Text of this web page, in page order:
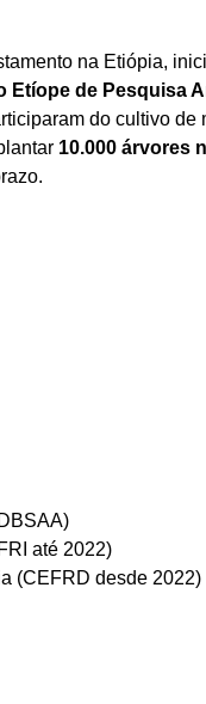
na Etiópia,
Etíope de Pesquisa
do cultivo
10.000 árvores
até 2022)
(CEFRD desde 2022)